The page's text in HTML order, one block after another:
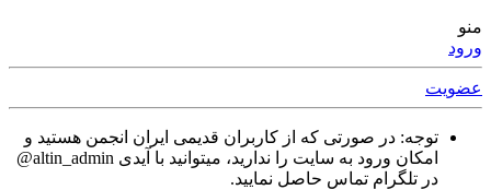
منو
ورود
عضویت
توجه: در صورتی که از کاربران قدیمی ایران انجمن هستید و
امکان ورود به سایت را ندارید، میتوانید با آیدی altin_admin@
در تلگرام تماس حاصل نمایید.